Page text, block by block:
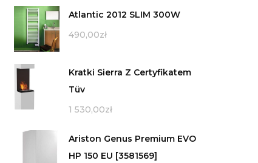
Atlantic 2012 SLIM 300W
490,00zł
Kratki Sierra Z Certyfikatem
Tüv
1 530,00zł
Ariston Genus Premium EVO
HP 150 EU [3581569]